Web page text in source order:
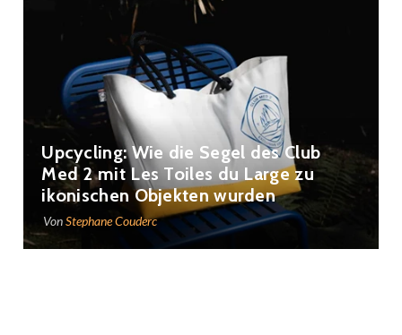
Upcycling: Wie die Segel des Club
Med 2 mit Les Toiles du Large zu
ikonischen Objekten wurden
VonStephane Couderc